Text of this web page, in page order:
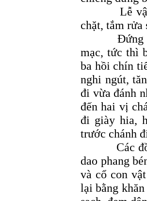
Lễ vật
chặt, tắm rửa
Ðứng đầu
mạc, tức thì
ba hồi chín
nghi ngút,
đi vừa đánh
đến hai vị
đi giày hia,
trước chánh
Các đồ tể
dao phang
và cổ con
lại bằng